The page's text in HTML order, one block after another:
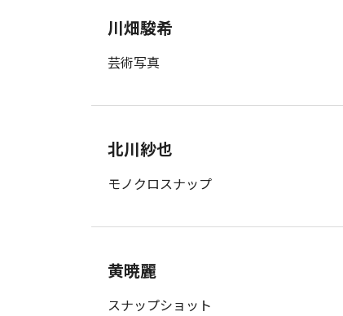
川畑駿希
芸術写真
北川紗也
モノクロスナップ
黄暁麗
スナップショット